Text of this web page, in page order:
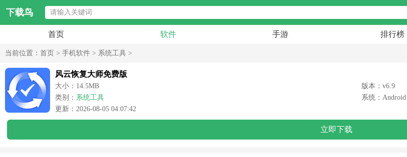
下载鸟
首页 软件 手游 排行榜
当前位置： 首页 > 手机软件 > 系统工具 >
风云恢复大师免费版
大小：14.5MB
版本：v6.9
类别： 系统工具
系统：Android
更新：2026-08-05 04:07:42
立即下载